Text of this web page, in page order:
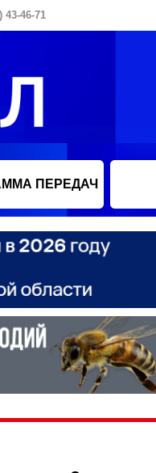
46-71
ПЕРЕДАЧ